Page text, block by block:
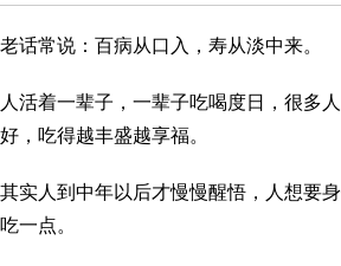
老话常说：百病从口入，寿从淡中来。
人活着一辈子，一辈子吃喝度日，很多
好，吃得越丰盛越享福。
其实人到中年以后才慢慢醒悟，人想要
吃一点。